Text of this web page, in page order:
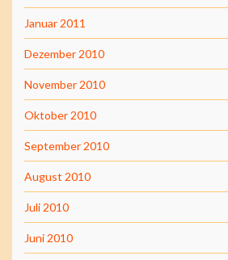
Januar 2011
Dezember 2010
November 2010
Oktober 2010
September 2010
August 2010
Juli 2010
Juni 2010